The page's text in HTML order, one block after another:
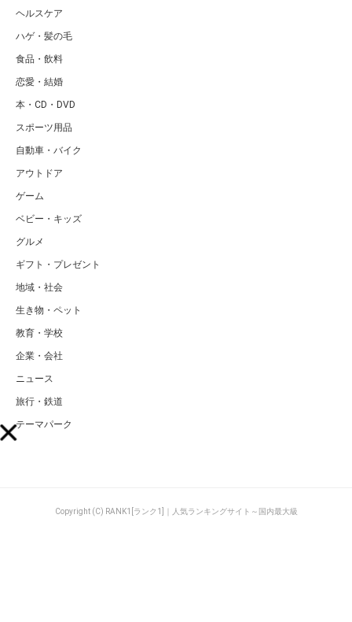
ヘルスケア
ハゲ・髪の毛
食品・飲料
恋愛・結婚
本・CD・DVD
スポーツ用品
自動車・バイク
アウトドア
ゲーム
ベビー・キッズ
グルメ
ギフト・プレゼント
地域・社会
生き物・ペット
教育・学校
企業・会社
ニュース
旅行・鉄道
テーマパーク
Copyright (C) RANK1[ランク1]｜人気ランキングサイト～国内最大級